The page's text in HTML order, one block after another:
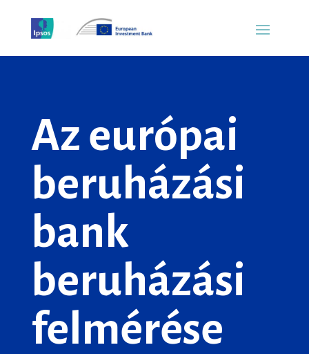
Az európai
beruházási
bank
beruházási
felmérése